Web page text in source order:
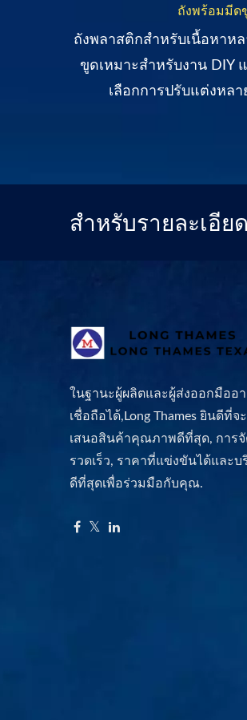
ถังพร้อมมีด
ถังพลาสติกสำหรับเนื้อหาห
ขูดเหมาะสำหรับงาน DIY
เลือกการปรับแต่งหลา
สำหรับรายละเอี
ในฐานะผู้ผลิตและผู้ส่งออกมืออ
เชื่อถือได้,Long Thames ยินดีที่จ
เสนอสินค้าคุณภาพดีที่สุด, การจั
รวดเร็ว, ราคาที่แข่งขันได้และบ
ดีที่สุดเพื่อร่วมมือกับคุณ.